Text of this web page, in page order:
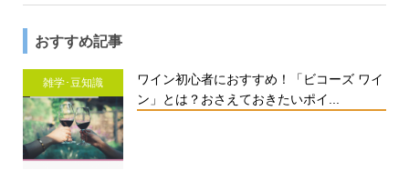
おすすめ記事
雑学･豆知識
ワイン初心者におすすめ！「ビコーズ ワイ
ン」とは？おさえておきたいポイ...